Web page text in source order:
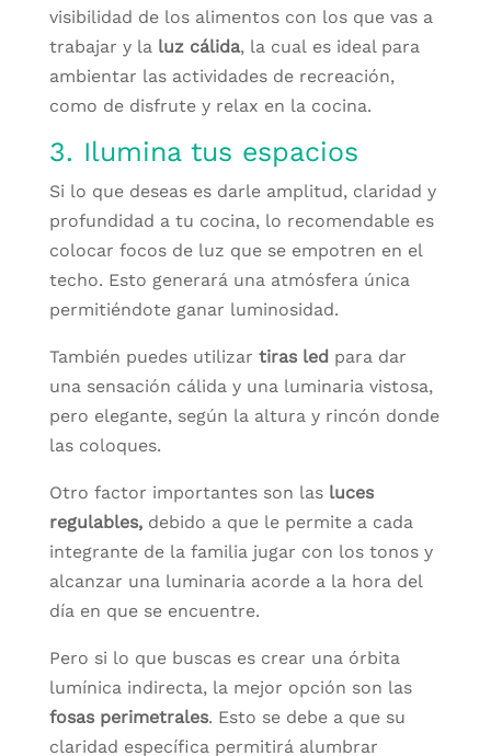
visibilidad de los alimentos con los que vas a
trabajar y la luz cálida, la cual es ideal para
ambientar las actividades de recreación,
como de disfrute y relax en la cocina.
3. Ilumina tus espacios
Si lo que deseas es darle amplitud, claridad y
profundidad a tu cocina, lo recomendable es
colocar focos de luz que se empotren en el
techo. Esto generará una atmósfera única
permitiéndote ganar luminosidad.
También puedes utilizar tiras led para dar
una sensación cálida y una luminaria vistosa,
pero elegante, según la altura y rincón donde
las coloques.
Otro factor importantes son las luces
regulables, debido a que le permite a cada
integrante de la familia jugar con los tonos y
alcanzar una luminaria acorde a la hora del
día en que se encuentre.
Pero si lo que buscas es crear una órbita
lumínica indirecta, la mejor opción son las
fosas perimetrales. Esto se debe a que su
claridad específica permitirá alumbrar